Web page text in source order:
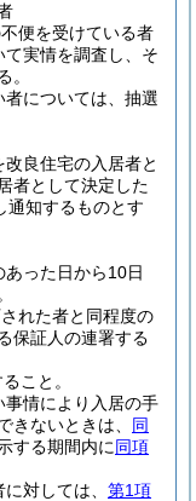
便を受けている者
実情を調査し、そ
。
については、抽選
良住宅の入居者と
者として決定した
通知するものとす
った日から10日
れた者と同程度の
保証人の連署する
こと。
情により入居の手
きないときは、 同
する期間内に同項
対しては、 第1項